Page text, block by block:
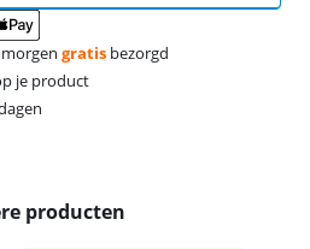
gratis bezorgd
je product
producten